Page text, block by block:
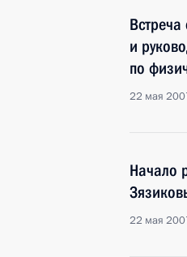
и
по
22 мая
Начало
22 мая